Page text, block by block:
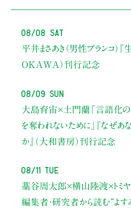
08/08 Sat
平井まさあき（男性ブランコ） 『
OKAWA）刊行記念
08/09 Sun
大島育宙×土門蘭 「言語化
を奪われないために」
『なぜあ
か』（大和書房）刊行記念
08/11 Tue
藁谷周太郎×横山陸渡×トミヤ
編集者・研究者から読む“よす